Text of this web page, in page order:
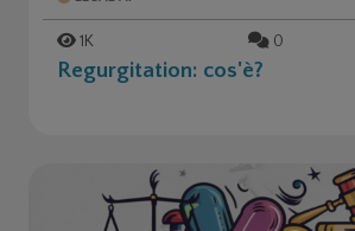
1K 0
Regurgitation: cos'è?